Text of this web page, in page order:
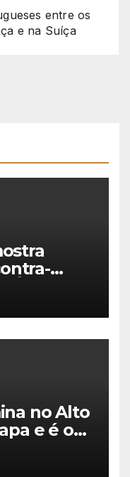
entre os
e na Suíça
da
no Alto
e é o